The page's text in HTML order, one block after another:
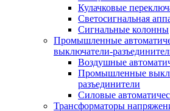
Кулачковые
Светосигнальная
Сигнальные колонны
Промышленные
выключатели-
Воздушные
Промышленные
разъединители
Силовые
Трансформаторы